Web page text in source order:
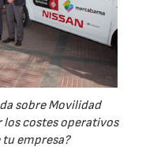
sobre Movilidad
los costes operativos
empresa?